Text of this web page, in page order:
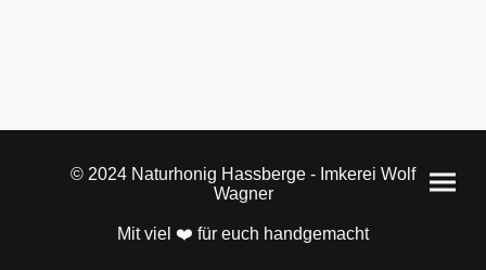
© 2024 Naturhonig Hassberge - Imkerei Wolf
Wagner
Mit viel ❤️ für euch handgemacht